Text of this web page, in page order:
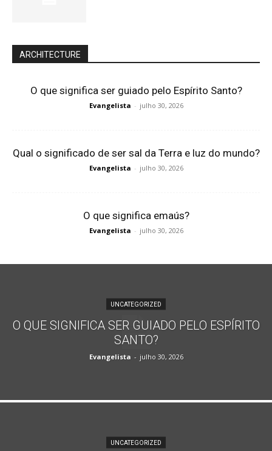
ARCHITECTURE
O que significa ser guiado pelo Espírito Santo?
Evangelista - julho 30, 2026
Qual o significado de ser sal da Terra e luz do mundo?
Evangelista - julho 30, 2026
O que significa emaús?
Evangelista - julho 30, 2026
UNCATEGORIZED
O QUE SIGNIFICA SER GUIADO PELO ESPÍRITO
SANTO?
Evangelista - julho 30, 2026
UNCATEGORIZED